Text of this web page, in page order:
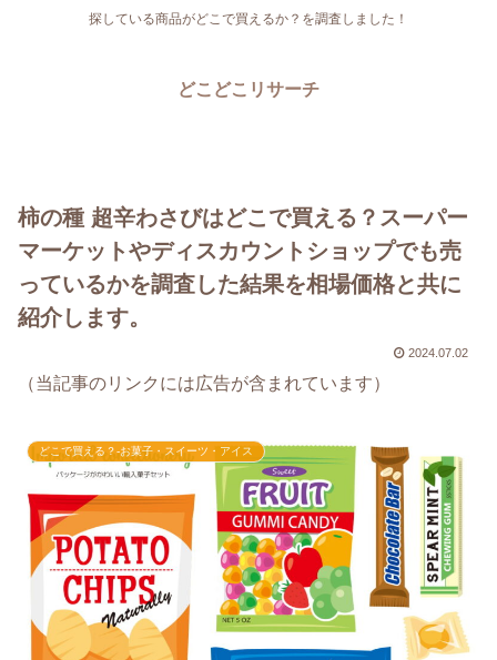
探している商品がどこで買えるか？を調査しました！
どこどこリサーチ
柿の種 超辛わさびはどこで買える？スーパー
マーケットやディスカウントショップでも売
っているかを調査した結果を相場価格と共に
紹介します。
2024.07.02
（当記事のリンクには広告が含まれています）
どこで買える？-お菓子・スイーツ・アイス